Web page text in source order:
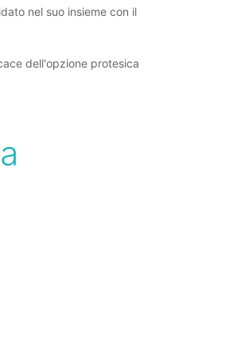
nel suo insieme con il
dell'opzione protesica